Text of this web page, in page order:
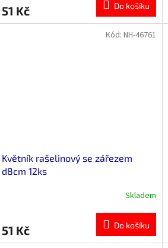
51 Kč Do košíku
Květník rašelinový se zářezem
d8cm 12ks
Skladem
51 Kč Do košíku
Kód: NH-46761